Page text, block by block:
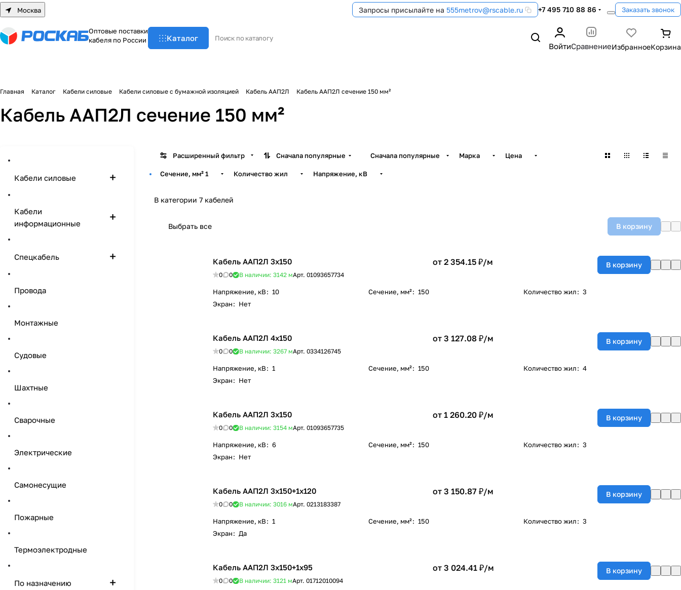
Москва Запросы присылайте на 555metrov@rscable.ru +7 495 710 88 86 Заказать звонок
Оптовые поставки
кабеля по России
Каталог
ВойтиСравнение
Главная Каталог Кабели силовые Кабели силовые с бумажной изоляцией Кабель ААП2Л Кабель ААП2Л сечение 150 мм²
Кабель ААП2Л сечение 150 мм²
Расширенный фильтр Сначала популярные Сначала популярные Марка Цена
Сечение, мм²1 Количество жил Напряжение, кВ
В категории 7 кабелей
Выбрать все В корзину
Кабель ААП2Л 3х150
0 0 В наличии: 3142 мАрт. 01093657734
от 2 354.15 ₽/м В корзину
Напряжение, кВ: 10 Сечение, мм²: 150 Количество жил: 3
Экран: Нет
Кабель ААП2Л 4х150
0 0 В наличии: 3267 мАрт. 0334126745
от 3 127.08 ₽/м В корзину
Напряжение, кВ: 1 Сечение, мм²: 150 Количество жил: 4
Экран: Нет
Кабель ААП2Л 3х150
0 0 В наличии: 3154 мАрт. 01093657735
от 1 260.20 ₽/м В корзину
Напряжение, кВ: 6 Сечение, мм²: 150 Количество жил: 3
Экран: Нет
Кабель ААП2Л 3х150+1х120
0 0 В наличии: 3016 мАрт. 0213183387
от 3 150.87 ₽/м В корзину
Напряжение, кВ: 1 Сечение, мм²: 150 Количество жил: 3
Экран: Да
Кабель ААП2Л 3х150+1х95
0 0 В наличии: 3121 мАрт. 01712010094
от 3 024.41 ₽/м В корзину
Кабели силовые
Кабели
информационные
Спецкабель
Провода
Монтажные
Судовые
Шахтные
Сварочные
Электрические
Самонесущие
Пожарные
Термоэлектродные
По назначению